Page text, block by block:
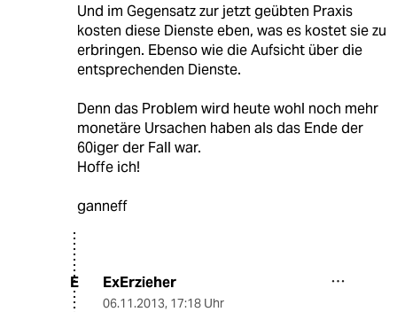
Und im Gegensatz zur jetzt geübten Praxis
kosten diese Dienste eben, was es kostet sie zu
erbringen. Ebenso wie die Aufsicht über die
entsprechenden Dienste.
Denn das Problem wird heute wohl noch mehr
monetäre Ursachen haben als das Ende der
60iger der Fall war.
Hoffe ich!
ganneff
E ExErzieher
06.11.2013, 17:18 Uhr